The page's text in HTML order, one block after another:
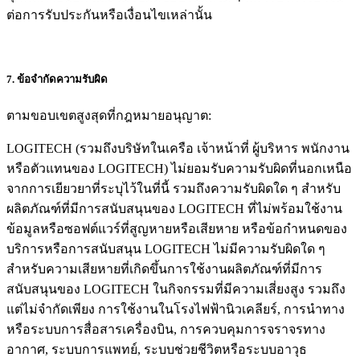
ต่อการรับประกันหรือเงื่อนไขเหล่านั้น
7. ข้อจำกัดความรับผิด
ตามขอบเขตสูงสุดที่กฎหมายอนุญาต:
LOGITECH (รวมถึงบริษัทในเครือ เจ้าหน้าที่ ผู้บริหาร พนักงาน
หรือตัวแทนของ LOGITECH) ไม่ยอมรับความรับผิดที่นอกเหนือ
จากการเยียวยาที่ระบุไว้ในที่นี้ รวมถึงความรับผิดใด ๆ สำหรับ
ผลิตภัณฑ์ที่มีการสนับสนุนของ LOGITECH ที่ไม่พร้อมใช้งาน
ข้อมูลหรือซอฟต์แวร์ที่สูญหายหรือเสียหาย หรือข้อกำหนดของ
บริการหรือการสนับสนุน LOGITECH ไม่มีความรับผิดใด ๆ
สำหรับความเสียหายที่เกิดขึ้นการใช้งานผลิตภัณฑ์ที่มีการ
สนับสนุนของ LOGITECH ในกิจกรรมที่มีความเสี่ยงสูง รวมถึง
แต่ไม่จำกัดเพียง การใช้งานในโรงไฟฟ้านิวเคลียร์, การนำทาง
หรือระบบการสื่อสารเครื่องบิน, การควบคุมการจราจรทาง
อากาศ, ระบบการแพทย์, ระบบช่วยชีวิตหรือระบบอาวุธ